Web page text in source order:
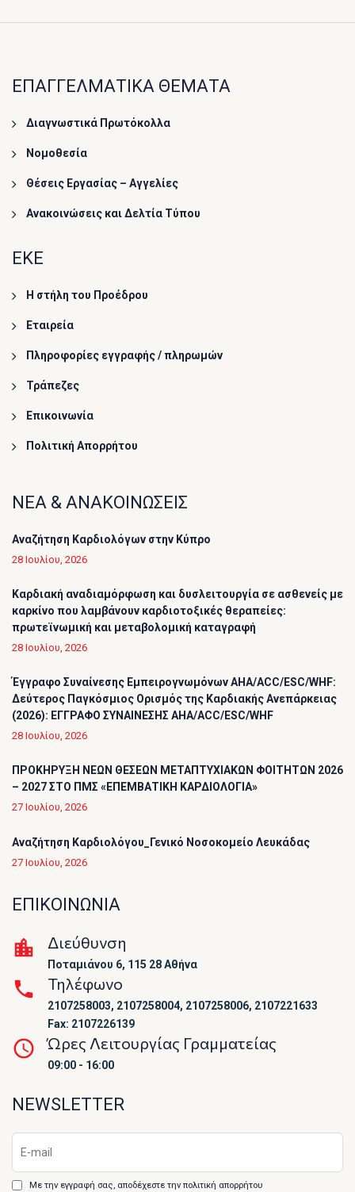
ΕΠΑΓΓΕΛΜΑΤΙΚΑ ΘΕΜΑΤΑ
Διαγνωστικά Πρωτόκολλα
Νομοθεσία
Θέσεις Εργασίας – Αγγελίες
Ανακοινώσεις και Δελτία Τύπου
ΕΚΕ
Η στήλη του Προέδρου
Εταιρεία
Πληροφορίες εγγραφής / πληρωμών
Τράπεζες
Επικοινωνία
Πολιτική Απορρήτου
ΝΕΑ & ΑΝΑΚΟΙΝΩΣΕΙΣ
Αναζήτηση Καρδιολόγων στην Κύπρο
28 Ιουλίου, 2026
Καρδιακή αναδιαμόρφωση και δυσλειτουργία σε ασθενείς με
καρκίνο που λαμβάνουν καρδιοτοξικές θεραπείες:
πρωτεϊνωμική και μεταβολομική καταγραφή
28 Ιουλίου, 2026
Έγγραφο Συναίνεσης Εμπειρογνωμόνων AHA/ACC/ESC/WHF:
Δεύτερος Παγκόσμιος Ορισμός της Καρδιακής Ανεπάρκειας
(2026): ΕΓΓΡΑΦΟ ΣΥΝΑΙΝΕΣΗΣ AHA/ACC/ESC/WHF
28 Ιουλίου, 2026
ΠΡΟΚΗΡΥΞΗ ΝΕΩΝ ΘΕΣΕΩΝ ΜΕΤΑΠΤΥΧΙΑΚΩΝ ΦΟΙΤΗΤΩΝ 2026
– 2027 ΣΤΟ ΠΜΣ «ΕΠΕΜΒΑΤΙΚΗ ΚΑΡΔΙΟΛΟΓΙΑ»
27 Ιουλίου, 2026
Αναζήτηση Καρδιολόγου_Γενικό Νοσοκομείο Λευκάδας
27 Ιουλίου, 2026
ΕΠΙΚΟΙΝΩΝΙΑ
Διεύθυνση
Ποταμιάνου 6, 115 28 Αθήνα
Τηλέφωνο
2107258003, 2107258004, 2107258006, 2107221633
Fax: 2107226139
Ώρες Λειτουργίας Γραμματείας
09:00 - 16:00
NEWSLETTER
Με την εγγραφή σας, αποδέχεστε την πολιτική απορρήτου